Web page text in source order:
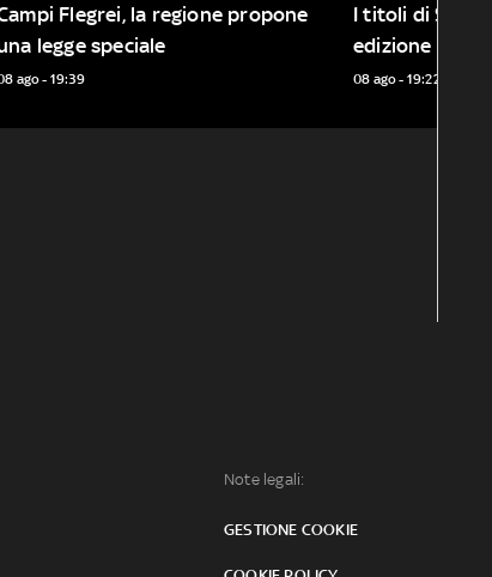
Flegrei, la regione propone
legge speciale
ago - 19:39
I titoli di Sky
edizione delle
08 ago - 19:22
Note legali:
GESTIONE COOKIE